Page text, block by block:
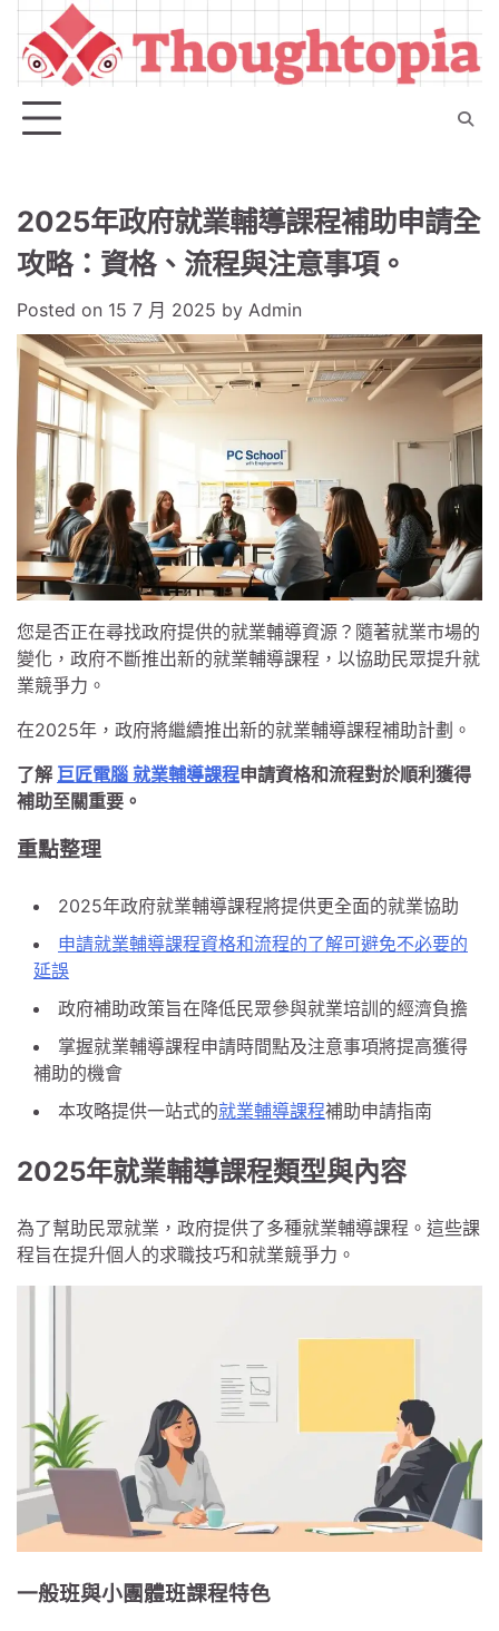
Skip
content
2025年政府就業輔導課程補助申請全
攻略：資格、流程與注意事項。
Posted on 15 7 月 2025 by Admin
您是否正在尋找政府提供的就業輔導資源？隨著就業市場的
變化，政府不斷推出新的就業輔導課程，以協助民眾提升就
業競爭力。
在2025年，政府將繼續推出新的就業輔導課程補助計劃。
了解 巨匠電腦 就業輔導課程申請資格和流程對於順利獲得
補助至關重要。
重點整理
2025年政府就業輔導課程將提供更全面的就業協助
申請就業輔導課程資格和流程的了解可避免不必要的
延誤
政府補助政策旨在降低民眾參與就業培訓的經濟負擔
掌握就業輔導課程申請時間點及注意事項將提高獲得
補助的機會
本攻略提供一站式的就業輔導課程補助申請指南
2025年就業輔導課程類型與內容
為了幫助民眾就業，政府提供了多種就業輔導課程。這些課
程旨在提升個人的求職技巧和就業競爭力。
一般班與小團體班課程特色